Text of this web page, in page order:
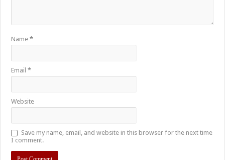
Name*
Email*
Website
Save my name, email, and website in this browser for the next time
I comment.